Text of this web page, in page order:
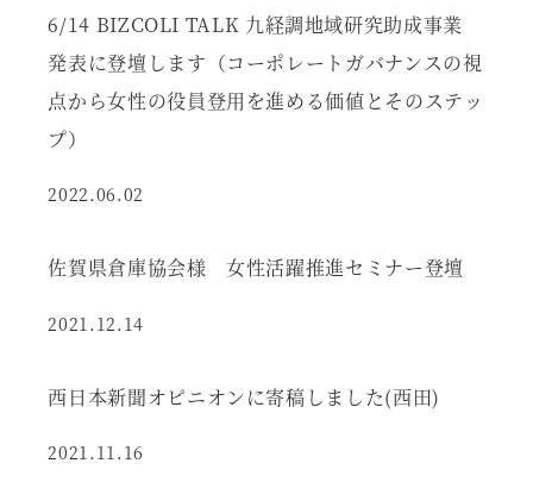
6/14 BIZCOLI TALK 九経調地域研究助成事業
発表に登壇します（コーポレートガバナンスの視
点から女性の役員登用を進める価値とそのステッ
プ）
2022.06.02
佐賀県倉庫協会様 女性活躍推進セミナー登壇
2021.12.14
西日本新聞オピニオンに寄稿しました(西田)
2021.11.16